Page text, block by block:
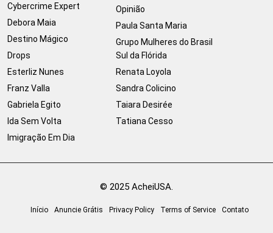
Cybercrime Expert
Debora Maia
Destino Mágico
Drops
Esterliz Nunes
Franz Valla
Gabriela Egito
Ida Sem Volta
Imigração Em Dia
Opinião
Paula Santa Maria
Grupo Mulheres do Brasil
Sul da Flórida
Renata Loyola
Sandra Colicino
Taiara Desirée
Tatiana Cesso
© 2025 AcheiUSA.
Início Anuncie Grátis Privacy Policy Terms of Service Contato